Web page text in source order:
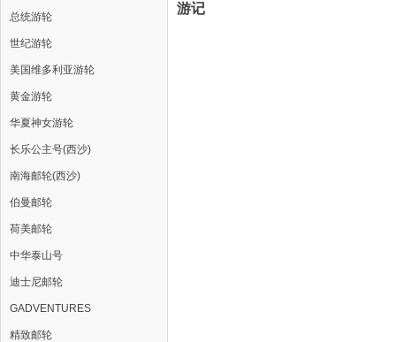
总统游轮
世纪游轮
美国维多利亚游轮
黄金游轮
华夏神女游轮
长乐公主号(西沙)
南海邮轮(西沙)
伯曼邮轮
荷美邮轮
中华泰山号
迪士尼邮轮
GADVENTURES
精致邮轮
游记